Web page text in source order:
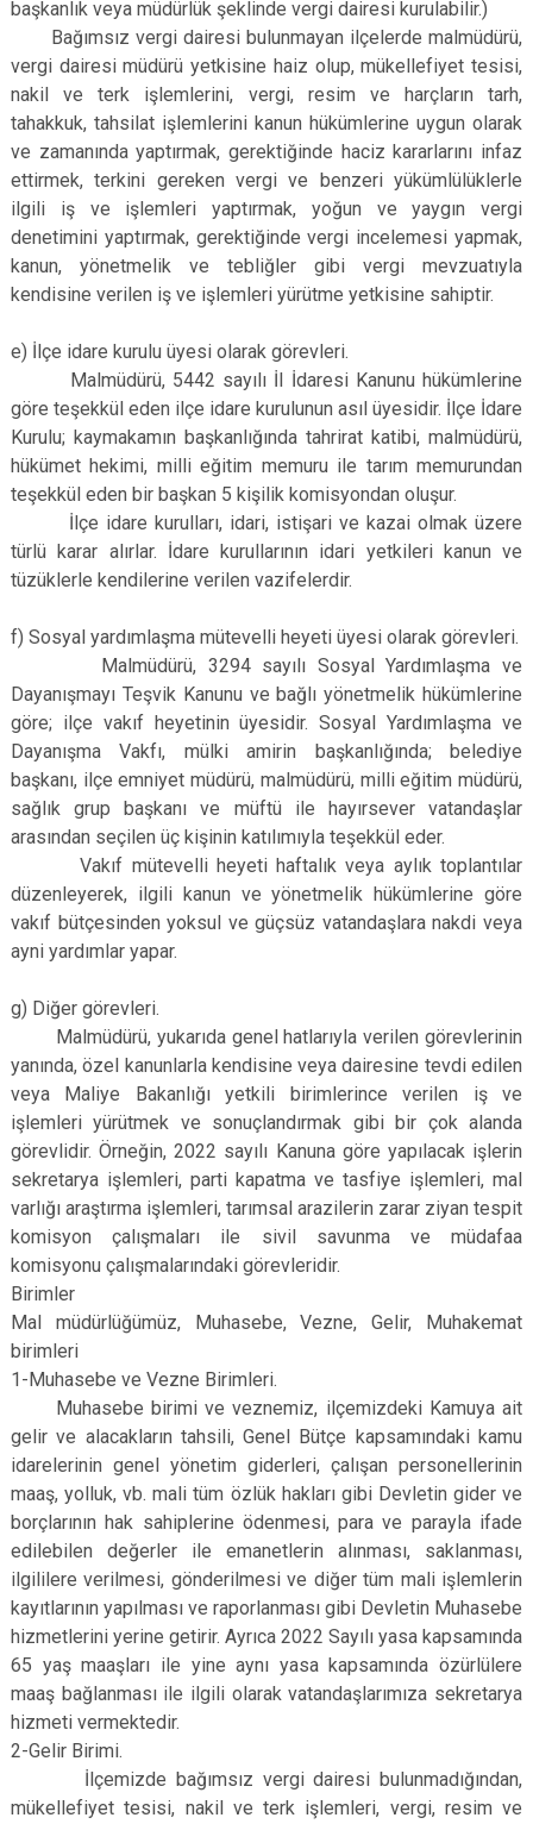
başkanlık veya müdürlük şeklinde vergi dairesi kurulabilir.)
Bağımsız vergi dairesi bulunmayan ilçelerde malmüdürü,
vergi dairesi müdürü yetkisine haiz olup, mükellefiyet tesisi,
nakil ve terk işlemlerini, vergi, resim ve harçların tarh,
tahakkuk, tahsilat işlemlerini kanun hükümlerine uygun olarak
ve zamanında yaptırmak, gerektiğinde haciz kararlarını infaz
ettirmek, terkini gereken vergi ve benzeri yükümlülüklerle
ilgili iş ve işlemleri yaptırmak, yoğun ve yaygın vergi
denetimini yaptırmak, gerektiğinde vergi incelemesi yapmak,
kanun, yönetmelik ve tebliğler gibi vergi mevzuatıyla
kendisine verilen iş ve işlemleri yürütme yetkisine sahiptir.
e) İlçe idare kurulu üyesi olarak görevleri.
Malmüdürü, 5442 sayılı İl İdaresi Kanunu hükümlerine
göre teşekkül eden ilçe idare kurulunun asıl üyesidir. İlçe İdare
Kurulu; kaymakamın başkanlığında tahrirat katibi, malmüdürü,
hükümet hekimi, milli eğitim memuru ile tarım memurundan
teşekkül eden bir başkan 5 kişilik komisyondan oluşur.
İlçe idare kurulları, idari, istişari ve kazai olmak üzere
türlü karar alırlar. İdare kurullarının idari yetkileri kanun ve
tüzüklerle kendilerine verilen vazifelerdir.
f) Sosyal yardımlaşma mütevelli heyeti üyesi olarak görevleri.
Malmüdürü, 3294 sayılı Sosyal Yardımlaşma ve
Dayanışmayı Teşvik Kanunu ve bağlı yönetmelik hükümlerine
göre; ilçe vakıf heyetinin üyesidir. Sosyal Yardımlaşma ve
Dayanışma Vakfı, mülki amirin başkanlığında; belediye
başkanı, ilçe emniyet müdürü, malmüdürü, milli eğitim müdürü,
sağlık grup başkanı ve müftü ile hayırsever vatandaşlar
arasından seçilen üç kişinin katılımıyla teşekkül eder.
Vakıf mütevelli heyeti haftalık veya aylık toplantılar
düzenleyerek, ilgili kanun ve yönetmelik hükümlerine göre
vakıf bütçesinden yoksul ve güçsüz vatandaşlara nakdi veya
ayni yardımlar yapar.
g) Diğer görevleri.
Malmüdürü, yukarıda genel hatlarıyla verilen görevlerinin
yanında, özel kanunlarla kendisine veya dairesine tevdi edilen
veya Maliye Bakanlığı yetkili birimlerince verilen iş ve
işlemleri yürütmek ve sonuçlandırmak gibi bir çok alanda
görevlidir. Örneğin, 2022 sayılı Kanuna göre yapılacak işlerin
sekretarya işlemleri, parti kapatma ve tasfiye işlemleri, mal
varlığı araştırma işlemleri, tarımsal arazilerin zarar ziyan tespit
komisyon çalışmaları ile sivil savunma ve müdafaa
komisyonu çalışmalarındaki görevleridir.
Birimler
Mal müdürlüğümüz, Muhasebe, Vezne, Gelir, Muhakemat
birimleri
1-Muhasebe ve Vezne Birimleri.
Muhasebe birimi ve veznemiz, ilçemizdeki Kamuya ait
gelir ve alacakların tahsili, Genel Bütçe kapsamındaki kamu
idarelerinin genel yönetim giderleri, çalışan personellerinin
maaş, yolluk, vb. mali tüm özlük hakları gibi Devletin gider ve
borçlarının hak sahiplerine ödenmesi, para ve parayla ifade
edilebilen değerler ile emanetlerin alınması, saklanması,
ilgililere verilmesi, gönderilmesi ve diğer tüm mali işlemlerin
kayıtlarının yapılması ve raporlanması gibi Devletin Muhasebe
hizmetlerini yerine getirir. Ayrıca 2022 Sayılı yasa kapsamında
65 yaş maaşları ile yine aynı yasa kapsamında özürlülere
maaş bağlanması ile ilgili olarak vatandaşlarımıza sekretarya
hizmeti vermektedir.
2-Gelir Birimi.
İlçemizde bağımsız vergi dairesi bulunmadığından,
mükellefiyet tesisi, nakil ve terk işlemleri, vergi, resim ve